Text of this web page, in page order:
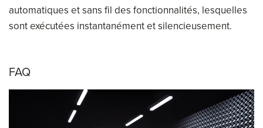
automatiques et sans fil des fonctionnalités, lesquelles
sont exécutées instantanément et silencieusement.
FAQ